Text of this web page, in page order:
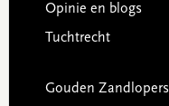
Opinie en blogs
Tuchtrecht
Gouden Zandlopers